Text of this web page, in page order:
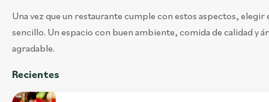
Una vez que un restaurante cumple con estos aspectos,
sencillo. Un espacio con buen ambiente, comida de calidad y
agradable.
Recientes